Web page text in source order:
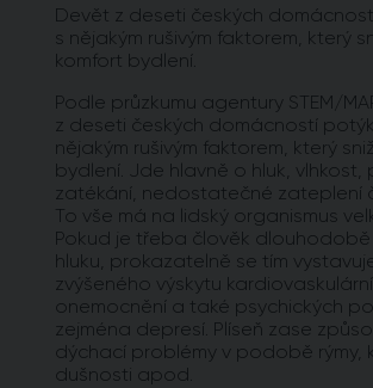
Devět z deseti českých
s nějakým rušivým faktorem, který
komfort bydlení.
Podle průzkumu agentury STEM/
z deseti českých domácností
nějakým rušivým faktorem, který
bydlení. Jde hlavně o hluk, vlhkost,
zatékání, nedostatečné zateplení
To vše má na lidský organismus
Pokud je třeba člověk
hluku, prokazatelně se tím
zvýšeného výskytu
onemocnění a také psychických
zejména depresí. Plíseň zase
dýchací problémy v podobě rýmy,
dušnosti apod.